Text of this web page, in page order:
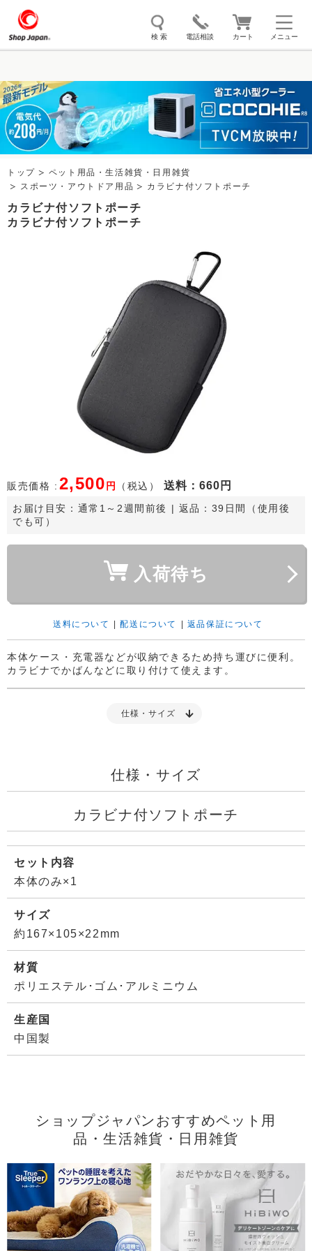
メニュー
検 索 電話相談 カート
トゥルースリーパー ここひえ 枕
掃除機 クッキングプロ 補聴器 マイキュット
エアコン オーラルスマイル
トップ
ペット用品・生活雑貨・日用雑貨
スポーツ・アウトドア用品
カラビナ付ソフトポーチ
カラビナ付ソフトポーチ
カラビナ付ソフトポーチ
販売価格 : 2,500 円 （税込） 送料 ：660円
お届け目安： 通常1～2週間前後
| 返品：39日間（使用後
でも可）
入荷待ち
送料について |配送について 返品保証について
本体ケース・充電器などが収納できるため持ち運びに便利。
カラビナでかばんなどに取り付けて使えます。
仕様・サイズ
仕様・サイズ
カラビナ付ソフトポーチ
セット内容
本体のみ×1
サイズ
約167×105×22mm
材質
ポリエステル･ゴム･アルミニウム
生産国
中国製
ショップジャパンおすすめペット用
品・生活雑貨・日用雑貨